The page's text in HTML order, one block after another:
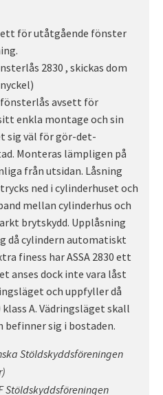
för utåtgående fönster
2830 , skickas dom
fönsterlås avsett för
enkla montage och sin
sig väl för gör-det-
Monteras lämpligen på
från utsidan. Låsning
ned i cylinderhuset och
mellan cylinderhus och
brytskydd. Upplåsning
då cylindern automatiskt
finess har ASSA 2830 ett
anses dock inte vara låst
och uppfyller då
A. Vädringsläget skall
befinner sig i bostaden.
Stöldskyddsföreningen
Stöldskyddsföreningen